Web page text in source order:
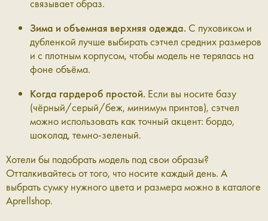
связывает образ.
Зима и объемная верхняя одежда. С пуховиком и
дубленкой лучше выбирать сэтчел средних размеров
и с плотным корпусом, чтобы модель не терялась на
фоне объёма.
Когда гардероб простой. Если вы носите базу
(чёрный/серый/беж, минимум принтов), сэтчел
можно использовать как точный акцент: бордо,
шоколад, темно-зеленый.
Хотели бы подобрать модель под свои образы?
Отталкивайтесь от того, что носите каждый день. А
выбрать сумку нужного цвета и размера можно в каталоге
Aprellshop.